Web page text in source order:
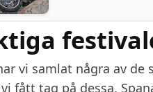
vi samlat några av
fått tag på dessa.